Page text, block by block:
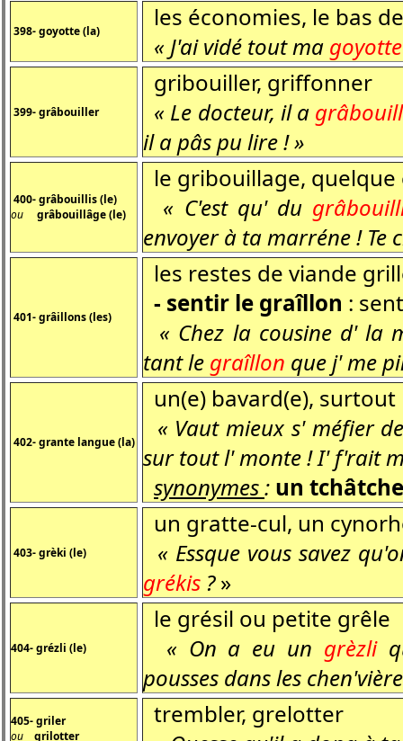
398- goyotte (la)
les économies, le bas
« J'ai vidé tout ma goyotte
399- grâbouiller
gribouiller, griffonner
« Le docteur, il a
il a pâs pu lire ! »
400- grâbouillis (le)
ou grâbouillâge (le)
le gribouillage,
« C'est qu' du
envoyer à ta marréne ! Te
401- grâillons (les)
les restes de viande
- sentir le graîllon :
« Chez la cousine d' la
tant le graîllon que j' me
402- grante langue (la)
un(e) bavard(e),
« Vaut mieux s' méfier
sur tout l' monte ! I' f'rait
synonymes: un
403- grèki (le)
un gratte-cul, un
« Essque vous savez
grékis ?»
404- grézli (le)
le grésil ou petite grêle
« On a eu un grèzli
pousses dans les
405- griler
ou grilotter
trembler, grelotter